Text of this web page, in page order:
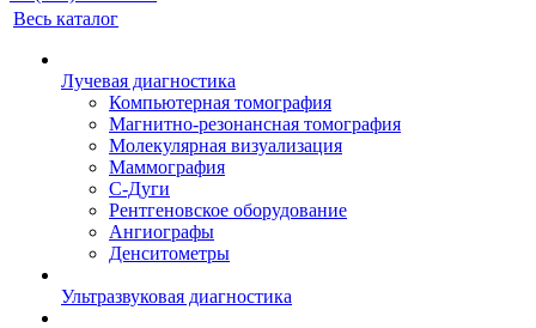
Весь каталог
Лучевая диагностика
Компьютерная томография
Магнитно-резонансная томография
Молекулярная визуализация
Маммография
С-Дуги
Рентгеновское оборудование
Ангиографы
Денситометры
Ультразвуковая диагностика